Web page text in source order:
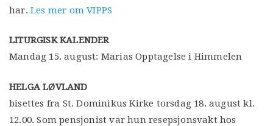
har. Les mer om VIPPS
LITURGISK KALENDER
Mandag 15. august: Marias Opptagelse i Himmelen
HELGA LØVLAND
bisettes fra St. Dominikus Kirke torsdag 18. august kl.
12.00. Som pensjonist var hun resepsjonsvakt hos